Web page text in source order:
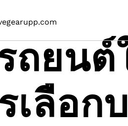
ถยน
ลือก